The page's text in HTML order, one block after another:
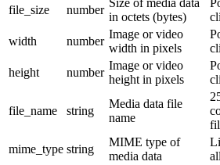
file_size
number
Size of media data
in octets (bytes)
width
number
Image or video
width in pixels
height
number
Image or video
height in pixels
file_name string
Media data file
name
mime_type string
MIME type of
media data